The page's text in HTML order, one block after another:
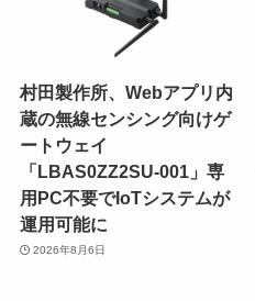
村田製作所、Webアプリ内
蔵の無線センシング向けゲ
ートウェイ
「LBAS0ZZ2SU-001」専
用PC不要でIoTシステムが
運用可能に
2026年8月6日